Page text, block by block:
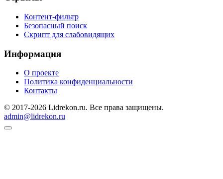
Контент-фильтр
Безопасный поиск
Скрипт для слабовидящих
Информация
О проекте
Политика конфиденциальности
Контакты
© 2017-2026 Lidrekon.ru. Все права защищены.
admin@lidrekon.ru